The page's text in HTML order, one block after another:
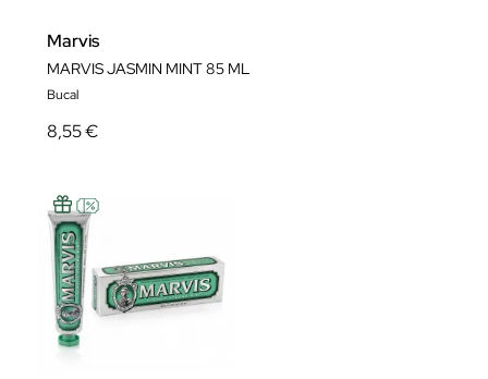
Marvis
MARVIS JASMIN MINT 85 ML
Bucal
8,55 €